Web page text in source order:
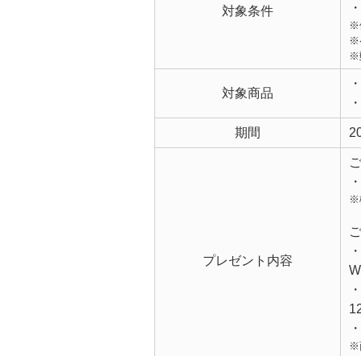
対象条件
※
※
※
対象商品
期間
プレゼント内容
※
※